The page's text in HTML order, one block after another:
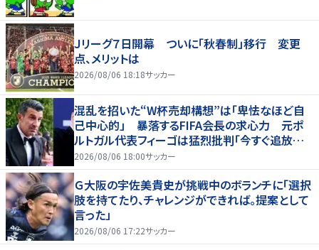
Ｊリーグ７日開幕 ついに「秋春制」移行 変更
点、メリットは
2026/08/06 18:18サッカー
混乱を招いた“W杯売却構想”は「卑怯なほど自
己中心的」 暴落するFIFA会長の求心力 元ポ
ルトガル代表フィーゴは猛烈批判「今すぐ追放す
べきだ」
2026/08/06 18:00サッカー
Ｇ大阪の宇佐美貴史が挑戦中のボランチに「選択
肢を持てたり、チャレンジができれば。提案として
言った」
2026/08/06 17:22サッカー